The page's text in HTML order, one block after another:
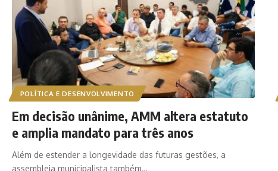
POLÍTICA E DESENVOLVIMENTO
Em decisão unânime, AMM altera estatuto
e amplia mandato para três anos
Além de estender a longevidade das futuras gestões, a
assembleia municipalista também…